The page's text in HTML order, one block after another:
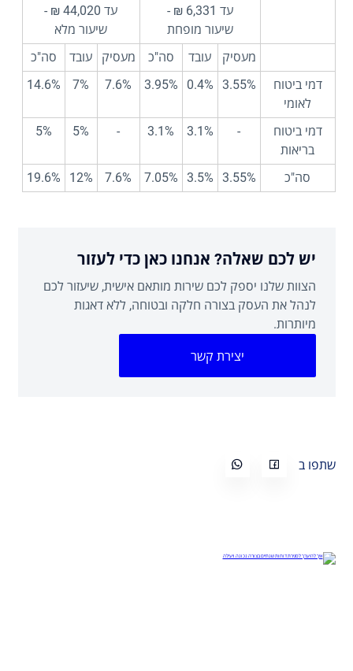
עד 6,331 ₪ -
שיעור מופחת
עד 44,020 ₪ -
שיעור מלא
מעסיק
עובד סה"כ מעסיק עובד
סה"כ
דמי ביטוח
לאומי
3.55%
0.4%
3.95%
7.6%
7%
14.6%
דמי ביטוח
בריאות
-
3.1%
3.1%
-
5%
5%
סה"כ 3.55%
3.5%
7.05%
7.6%
12%
19.6%
יש לכם שאלה? אנחנו כאן כדי לעזור
הצוות שלנו יספק לכם שירות מותאם אישית, שיעזור לכם
לנהל את העסק בצורה חלקה ובטוחה, ללא דאגות
מיותרות.
יצירת קשר
שתפו ב